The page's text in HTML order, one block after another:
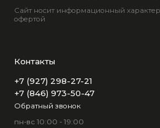
Сайт носит информационный
офертой
Контакты
+7 (927) 298-27-21
+7 (846) 973-50-47
Обратный звонок
пн-вс 10:00 - 19:00